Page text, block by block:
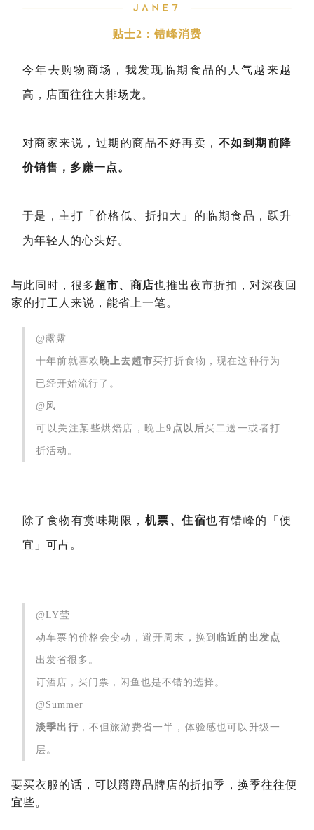
贴士2：错峰消费
今年去购物商场，我发现临期食品的人气越来越
高，店面往往大排场龙。
对商家来说，过期的商品不好再卖， 不如到期前降
价销售，多赚一点。
于是，主打「价格低、折扣大」的临期食品，跃升
为年轻人的心头好。
与此同时，很多超市、商店也推出夜市折扣，对深夜回
家的打工人来说，能省上一笔。
@露露
十年前就喜欢 晚上去超市买打折食物，现在这种行为
已经开始流行了。
@风
可以关注某些烘焙店，晚上 9点以后买二送一或者打
折活动。
除了食物有赏味期限， 机票、住宿也有错峰的「便
宜」可占。
@LY莹
动车票的价格会变动，避开周末，换到 临近的出发点
出发省很多。
订酒店，买门票，闲鱼也是不错的选择。
@Summer
淡季出行 ，不但旅游费省一半，体验感也可以升级一
层。
要买衣服的话，可以蹲蹲品牌店的折扣季，换季往往便
宜些。